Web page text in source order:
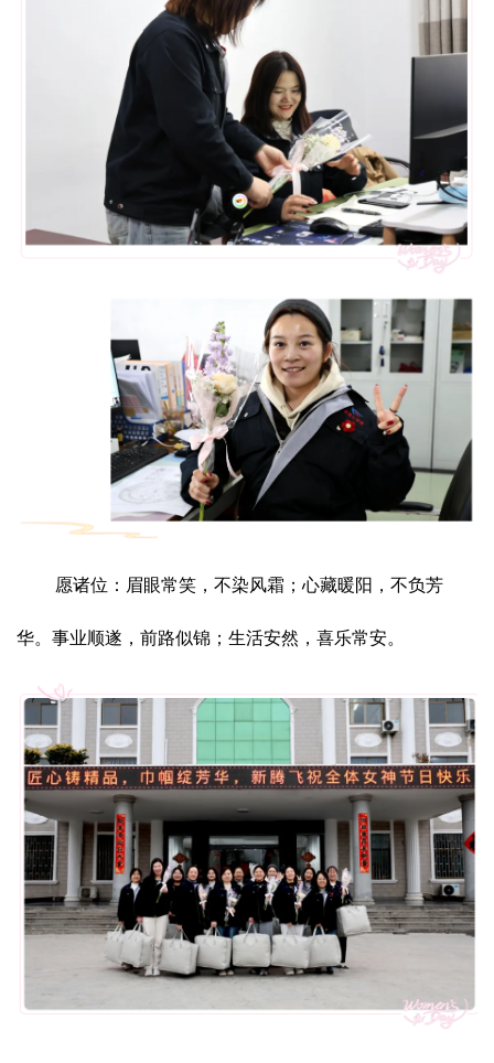
愿诸位：眉眼常笑，不染风霜；心藏暖阳，不负芳
华。事业顺遂，前路似锦；生活安然，喜乐常安。